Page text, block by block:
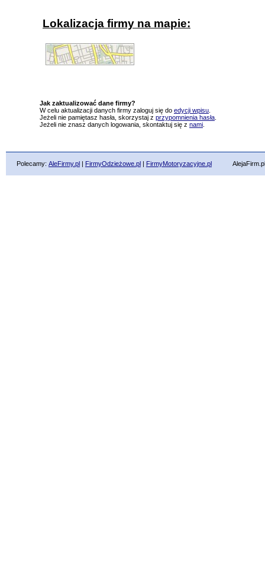
Lokalizacja firmy na mapie:
Jak zaktualizować dane firmy?
W celu aktualizacji danych firmy zaloguj się do edycji wpisu
Jeżeli nie pamiętasz hasła, skorzystaj z przypomnienia hasła
Jeżeli nie znasz danych logowania, skontaktuj się z nami
Polecamy: AleFirmy.pl | FirmyOdzieżowe.pl | FirmyMotoryzacyjne.pl AlejaFirm.pl